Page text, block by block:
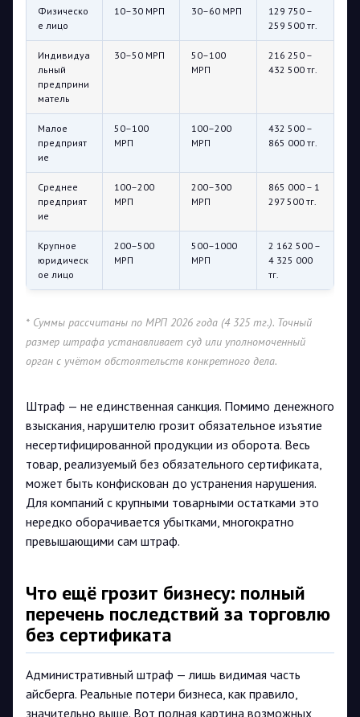
Физическо
е лицо
10–30 МРП 30–60 МРП
129 750 –
259 500 тг.
Индивидуа
льный
предприни
матель
30–50 МРП
50–100
МРП
216 250 –
432 500 тг.
Малое
предприят
ие
50–100
МРП
100–200
МРП
432 500 –
865 000 тг.
Среднее
предприят
ие
100–200
МРП
200–300
МРП
865 000 – 1
297 500 тг.
Крупное
юридическ
ое лицо
200–500
МРП
500–1000
МРП
2 162 500 –
4 325 000
тг.
* Суммы рассчитаны по МРП 2026 года (4 325 тг.). Точный
размер штрафа устанавливает суд или уполномоченный
орган с учётом обстоятельств конкретного дела.
Штраф — не единственная санкция. Помимо денежного
взыскания, нарушителю грозит обязательное изъятие
несертифицированной продукции из оборота. Весь
товар, реализуемый без обязательного сертификата,
может быть конфискован до устранения нарушения.
Для компаний с крупными товарными остатками это
нередко оборачивается убытками, многократно
превышающими сам штраф.
Что ещё грозит бизнесу: полный
перечень последствий за торговлю
без сертификата
Административный штраф — лишь видимая часть
айсберга. Реальные потери бизнеса, как правило,
значительно выше. Вот полная картина возможных